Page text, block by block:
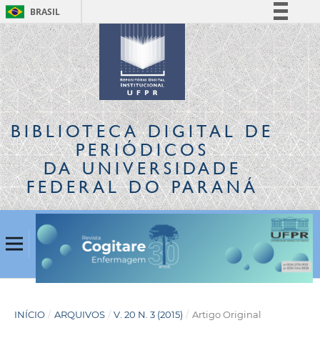
BRASIL
Simplifique!
Comunica BR
Participe
Acesso à informação
Legislação
Canais
BIBLIOTECA DIGITALDE
PERIÓDICOS
DA UNIVERSIDADE
FEDERAL DO PARANÁ
INÍCIO / ARQUIVOS / V. 20 N. 3 (2015) / Artigo Original